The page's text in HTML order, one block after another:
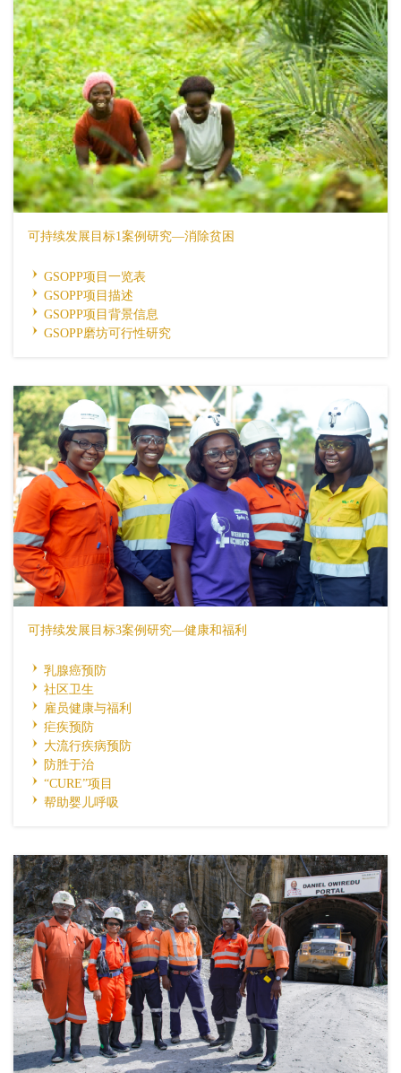
可持续发展目标1案例研究—消除贫困
GSOPP项目一览表
GSOPP项目描述
GSOPP项目背景信息
GSOPP磨坊可行性研究
可持续发展目标3案例研究—健康和福利
乳腺癌预防
社区卫生
雇员健康与福利
疟疾预防
大流行疾病预防
防胜于治
“CURE”项目
帮助婴儿呼吸